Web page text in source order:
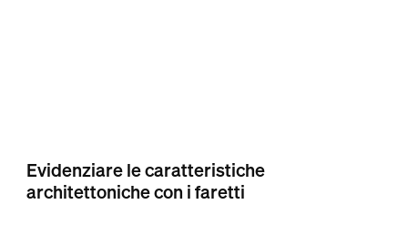
Evidenziare le caratteristiche
architettoniche con i faretti